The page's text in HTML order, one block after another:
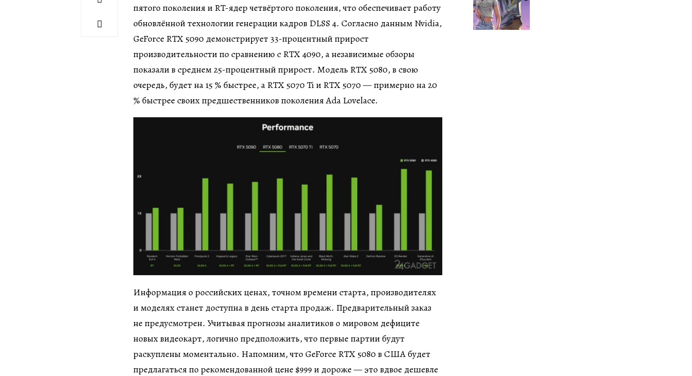
пятого поколения и RT-ядер четвёртого поколения, что обеспечивает работу
обновлённой технологии генерации кадров DLSS 4. Согласно данным Nvidia,
GeForce RTX 5090 демонстрирует 33-процентный прирост
производительности по сравнению с RTX 4090, а независимые обзоры
показали в среднем 25-процентный прирост. Модель RTX 5080, в свою
очередь, будет на 15 % быстрее, а RTX 5070 Ti и RTX 5070 — примерно на 20
% быстрее своих предшественников поколения Ada Lovelace.
Информация о российских ценах, точном времени старта, производителях
и моделях станет доступна в день старта продаж. Предварительный заказ
не предусмотрен. Учитывая прогнозы аналитиков о мировом дефиците
новых видеокарт, логично предположить, что первые партии будут
раскуплены моментально. Напомним, что GeForce RTX 5080 в США будет
предлагаться по рекомендованной цене $999 и дороже — это вдвое дешевле